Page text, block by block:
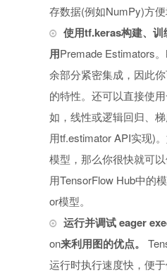
存数据(例如NumPy)方便
使用tf.keras构建、
用Premade Estimators
余部分紧密集成，因此
的特性。还可以直接使
如，线性或逻辑回归、
用tf.estimator API实现)
模型，那么你很快就可
用TensorFlow Hub中的
or模型。
运行并调试eager
on来利用图的优点。
运行时执行速度快，便